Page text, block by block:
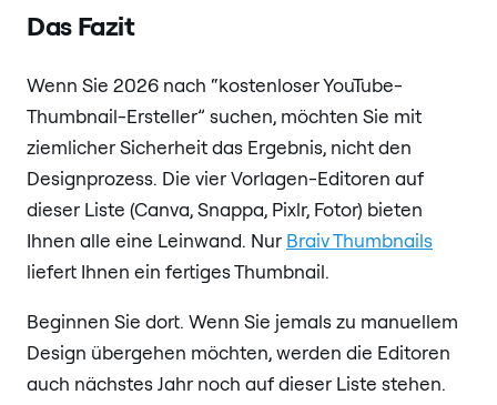
Das Fazit
Wenn Sie 2026 nach “kostenloser YouTube-
Thumbnail-Ersteller” suchen, möchten Sie mit
ziemlicher Sicherheit das Ergebnis, nicht den
Designprozess. Die vier Vorlagen-Editoren auf
dieser Liste (Canva, Snappa, Pixlr, Fotor) bieten
Ihnen alle eine Leinwand. Nur Braiv Thumbnails
liefert Ihnen ein fertiges Thumbnail.
Beginnen Sie dort. Wenn Sie jemals zu manuellem
Design übergehen möchten, werden die Editoren
auch nächstes Jahr noch auf dieser Liste stehen.